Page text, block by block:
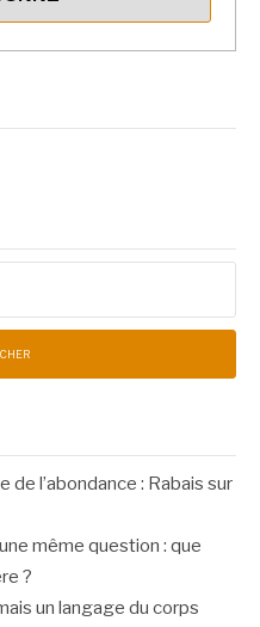
de l’abondance : Rabais sur
même question : que
?
un langage du corps